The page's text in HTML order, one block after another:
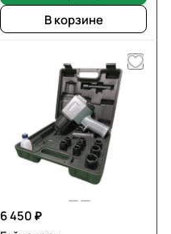
В корзине
6 450 ₽